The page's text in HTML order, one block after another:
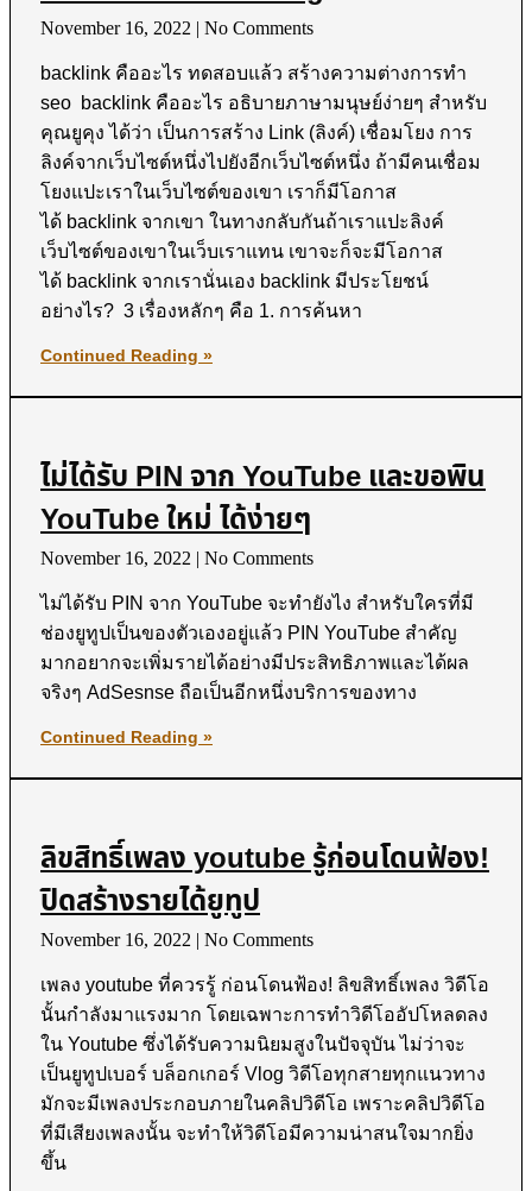
November 16, 2022 No Comments
backlink คืออะไร ทดสอบแล้ว สร้างความต่างการทำ
seo backlink คืออะไร อธิบายภาษามนุษย์ง่ายๆ สำหรับ
คุณยูคุง ได้ว่า เป็นการสร้าง Link (ลิงค์) เชื่อมโยง การ
ลิงค์จากเว็บไซต์หนึ่งไปยังอีกเว็บไซต์หนึ่ง ถ้ามีคนเชื่อม
โยงแปะเราในเว็บไซต์ของเขา เราก็มีโอกาส
ได้ backlink จากเขา ในทางกลับกันถ้าเราแปะลิงค์
เว็บไซต์ของเขาในเว็บเราแทน เขาจะก็จะมีโอกาส
ได้ backlink จากเรานั่นเอง backlink มีประโยชน์
อย่างไร? 3 เรื่องหลักๆ คือ 1. การค้นหา
Continued Reading »
ไม่ได้รับ PIN จาก YouTube และขอพิน
YouTube ใหม่ ได้ง่ายๆ
November 16, 2022 No Comments
ไม่ได้รับ PIN จาก YouTube จะทำยังไง สำหรับใครที่มี
ช่องยูทูปเป็นของตัวเองอยู่แล้ว PIN YouTube สำคัญ
มากอยากจะเพิ่มรายได้อย่างมีประสิทธิภาพและได้ผล
จริงๆ AdSesnse ถือเป็นอีกหนึ่งบริการของทาง
Continued Reading »
ลิขสิทธิ์เพลง youtube รู้ก่อนโดนฟ้อง!
ปิดสร้างรายได้ยูทูป
November 16, 2022 No Comments
เพลง youtube ที่ควรรู้ ก่อนโดนฟ้อง! ลิขสิทธิ์เพลง วิดีโอ
นั้นกำลังมาแรงมาก โดยเฉพาะการทำวิดีโออัปโหลดลง
ใน Youtube ซึ่งได้รับความนิยมสูงในปัจจุบัน ไม่ว่าจะ
เป็นยูทูปเบอร์ บล็อกเกอร์ Vlog วิดีโอทุกสายทุกแนวทาง
มักจะมีเพลงประกอบภายในคลิปวิดีโอ เพราะคลิปวิดีโอ
ที่มีเสียงเพลงนั้น จะทำให้วิดีโอมีความน่าสนใจมากยิ่ง
ขึ้น